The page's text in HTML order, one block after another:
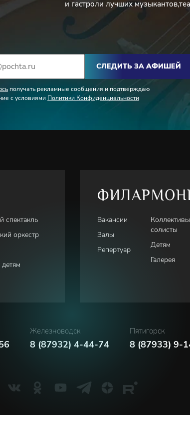
и гастроли лучших
СЛЕДИТЬ ЗА АФИШЕЙ
получать рекламные сообщения и подтверждаю
с условиями Политики Конфиденциальности
спектакль
оркестр
Вакансии
Залы
Репертуар
солисты
Детям
Галерея
Железноводск
8 (87932) 4-44-74
Пятигорск
8 (87933) 9-